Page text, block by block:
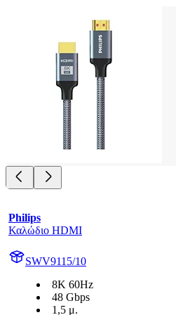
Philips
Καλώδιο HDMI
SWV9115/10
8K 60Hz
48 Gbps
1,5 μ.